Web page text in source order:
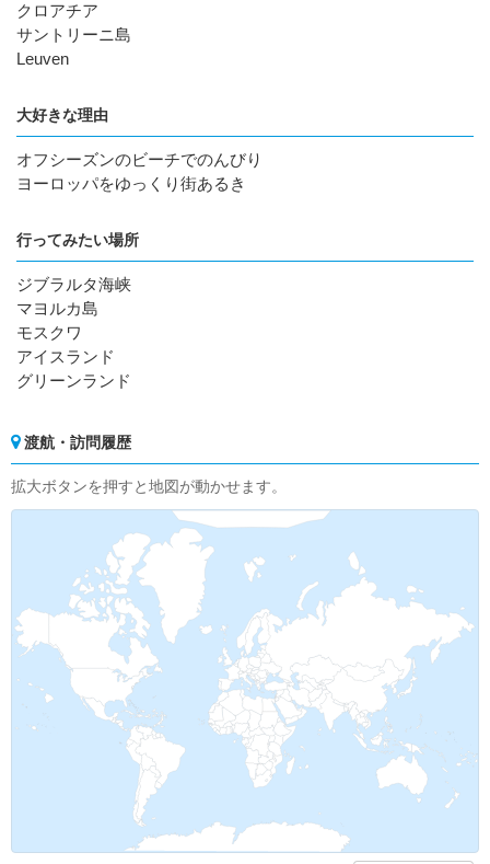
クロアチア
サントリーニ島
Leuven
大好きな理由
オフシーズンのビーチでのんびり
ヨーロッパをゆっくり街あるき
行ってみたい場所
ジブラルタ海峡
マヨルカ島
モスクワ
アイスランド
グリーンランド
渡航・訪問履歴
拡大ボタンを押すと地図が動かせます。